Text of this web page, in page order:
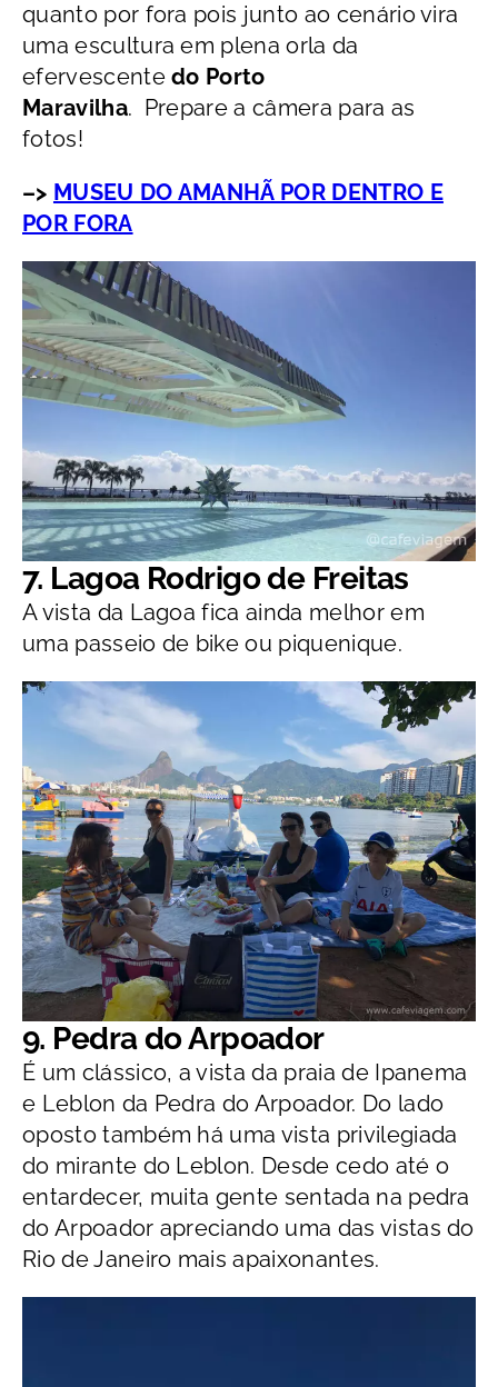
quanto por fora pois junto ao cenário vira
uma escultura em plena orla da
efervescentedo Porto
Maravilha. Prepare a câmera para as
fotos!
–> MUSEU DO AMANHÃ POR DENTRO E
POR FORA
7. Lagoa Rodrigo de Freitas
A vista da Lagoa fica ainda melhor em
uma passeio de bike ou piquenique.
9. Pedra do Arpoador
É um clássico, a vista da praia de Ipanema
e Leblon da Pedra do Arpoador. Do lado
oposto também há uma vista privilegiada
do mirante do Leblon. Desde cedo até o
entardecer, muita gente sentada na pedra
do Arpoador apreciando uma das vistas do
Rio de Janeiro mais apaixonantes.